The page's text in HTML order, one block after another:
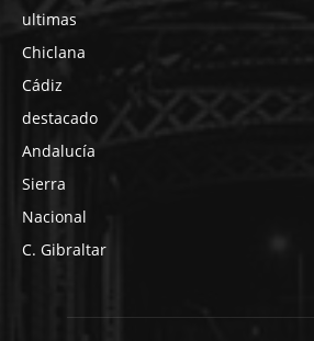
ultimas
Chiclana
Cádiz
destacado
Andalucía
Sierra
Nacional
C. Gibraltar